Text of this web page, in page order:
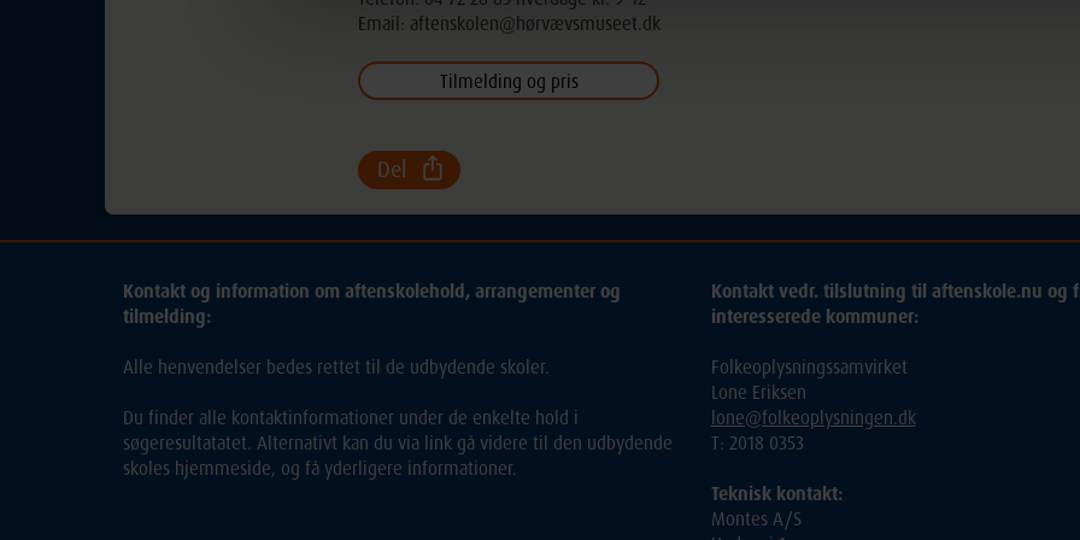
Email: aftenskolen@hørvævsmuseet.dk
Del
Kontakt og information om aftenskolehold, arrangementer og
tilmelding:
Alle henvendelser bedes rettet til de udbydende skoler.
Du finder alle kontaktinformationer under de enkelte hold i
søgeresultatatet. Alternativt kan du via link gå videre til den udbydende
skoles hjemmeside, og få yderligere informationer.
Kontakt vedr. tilslutning til aftenskole.nu og
interesserede kommuner:
Folkeoplysningssamvirket
Lone Eriksen
lone@folkeoplysningen.dk
T: 2018 0353
Teknisk kontakt:
Montes A/S